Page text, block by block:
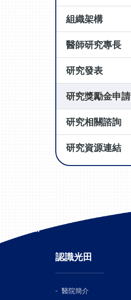
組織架構
醫師研究專長
研究發表
研究獎勵金申請
研究相關諮詢
研究資源連結
:::
認識光田
醫院簡介